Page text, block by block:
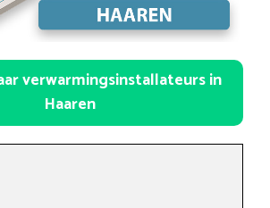
verwarmingsinstallateurs in
Haaren